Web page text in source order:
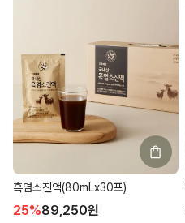
흑염소진액(80mLx30포)
25%89,250원